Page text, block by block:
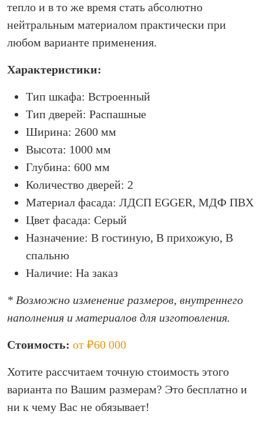
тепло и в то же время стать абсолютно
нейтральным материалом практически при
любом варианте применения.
Характеристики:
Тип шкафа: Встроенный
Тип дверей: Распашные
Ширина: 2600 мм
Высота: 1000 мм
Глубина: 600 мм
Количество дверей: 2
Материал фасада: ЛДСП EGGER, МДФ ПВХ
Цвет фасада: Серый
Назначение: В гостиную, В прихожую, В
спальню
Наличие: На заказ
* Возможно изменение размеров, внутреннего
наполнения и материалов для изготовления.
Стоимость: от ₽60 000
Хотите рассчитаем точную стоимость этого
варианта по Вашим размерам? Это бесплатно и
ни к чему Вас не обязывает!